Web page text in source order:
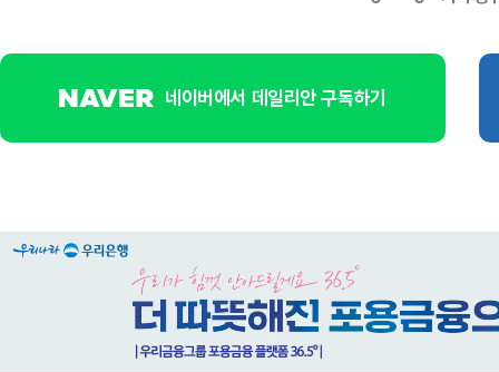
네이버에서 데일리안 구독하기